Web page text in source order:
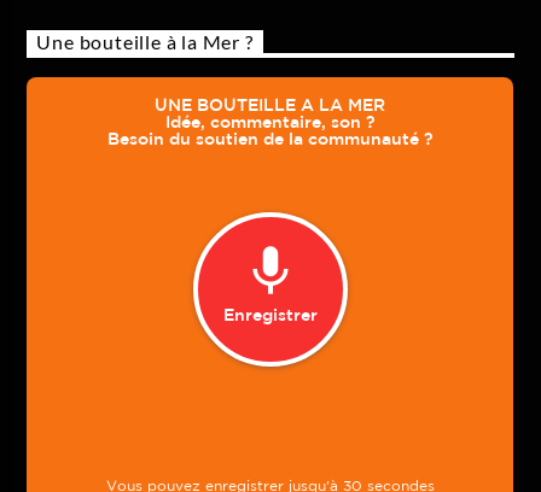
Une bouteille à la Mer ?